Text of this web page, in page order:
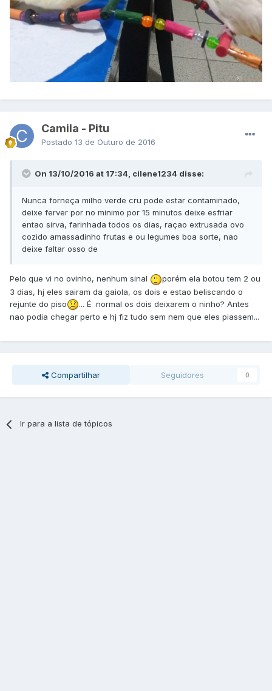
Camila - Pitu
Postado 13 de Outuro de 2016
On 13/10/2016 at 17:34, cilene1234 disse:
Nunca forneça milho verde cru pode estar contaminado,
deixe ferver por no minimo por 15 minutos deixe esfriar
entao sirva, farinhada todos os dias, raçao extrusada ovo
cozido amassadinho frutas e ou legumes boa sorte, nao
deixe faltar osso de
Pelo que vi no ovinho, nenhum sinal
porém ela botou tem 2 ou
3 dias, hj eles sairam da gaiola, os dois e estao beliscando o
rejunte do piso
... É normal os dois deixarem o ninho? Antes
nao podia chegar perto e hj fiz tudo sem nem que eles piassem...
Compartilhar Seguidores 0
Ir para a lista de tópicos